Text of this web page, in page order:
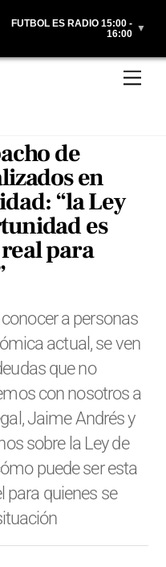
FÚTBOL ES RADIO 15:00 -
16:00 ▼
de
en
“la Ley
es
para
a personas
actual, se ven
que no
con nosotros a
Jaime Andrés y
sobre la Ley de
puede ser esta
para quienes se